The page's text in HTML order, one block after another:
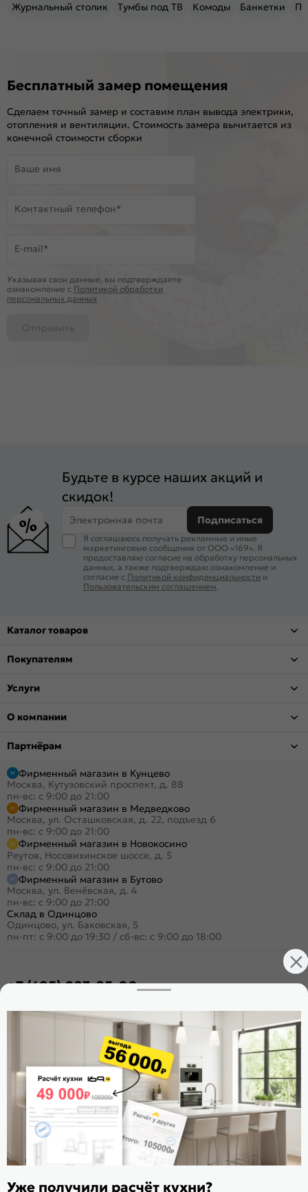
Журнальный столик Тумбы под ТВ Комоды Банкетки
Бесплатный замер помещения
Сделаем точный замер и составим план вывода электрики,
отопления и вентиляции. Стоимость замера вычитается из
конечной стоимости сборки
Ваше имя
Контактный телефон*
E-mail*
Указывая свои данные, вы подтверждаете
ознакомление c Политикой обработки
персональных данных
Отправить
Будьте в курсе наших акций и
скидок!
Электронная почта Подписаться
Я соглашаюсь получать рекламные и иные
маркетинговые сообщения от ООО «169». Я
предоставляю согласие на обработку персональных
данных, а также подтверждаю ознакомление и
согласие с Политикой конфиденциальности и
Пользовательским соглашением.
Каталог товаров
Покупателям
Услуги
О компании
Партнёрам
Фирменный магазин в Кунцево
Москва, Кутузовский проспект, д. 88
пн-вс: с 9:00 до 21:00
Фирменный магазин в Медведково
Москва, ул. Осташковская, д. 22, подъезд 6
пн-вс: с 9:00 до 21:00
Фирменный магазин в Новокосино
Реутов, Носовихинское шоссе, д. 5
пн-вс: с 9:00 до 21:00
Фирменный магазин в Бутово
Москва, ул. Венёвская, д. 4
пн-вс: с 9:00 до 21:00
Склад в Одинцово
Одинцово, ул. Баковская, 5
пн-пт: с 9:00 до 19:30 / сб-вс: с 9:00 до 18:00
+7 (495) 023-25-00
Расскажите о нас
Поделиться
Оцените магазин
© 2015—2026 Интернет-магазин мебели Mebel169.ru
Уже получили расчёт кухни?